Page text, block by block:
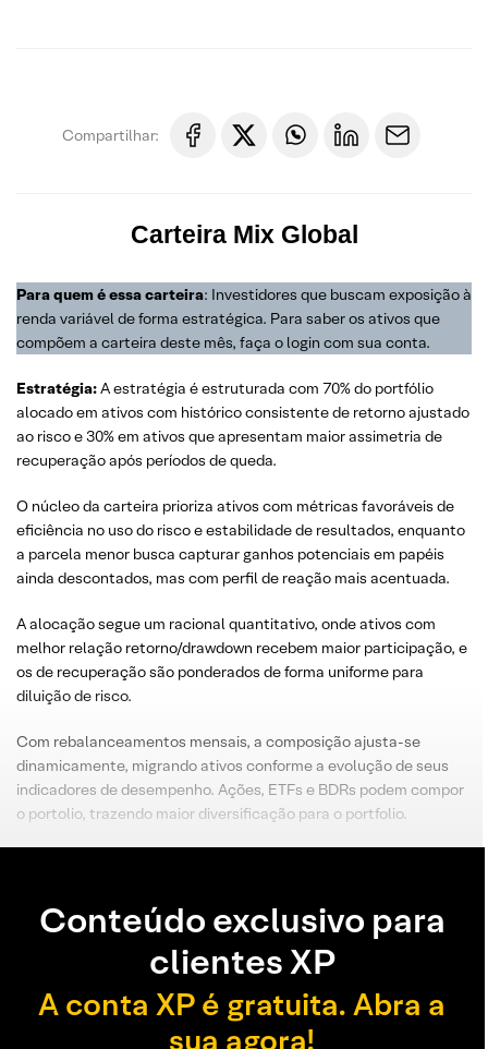
Compartilhar:
Carteira Mix Global
Para quem é essa carteira: Investidores que buscam exposição à
renda variável de forma estratégica. Para saber os ativos que
compõem a carteira deste mês, faça o login com sua conta.
Estratégia:A estratégia é estruturada com 70% do portfólio
alocado em ativos com histórico consistente de retorno ajustado
ao risco e 30% em ativos que apresentam maior assimetria de
recuperação após períodos de queda.
O núcleo da carteira prioriza ativos com métricas favoráveis de
eficiência no uso do risco e estabilidade de resultados, enquanto
a parcela menor busca capturar ganhos potenciais em papéis
ainda descontados, mas com perfil de reação mais acentuada.
A alocação segue um racional quantitativo, onde ativos com
melhor relação retorno/drawdown recebem maior participação, e
os de recuperação são ponderados de forma uniforme para
diluição de risco.
Com rebalanceamentos mensais, a composição ajusta-se
dinamicamente, migrando ativos conforme a evolução de seus
indicadores de desempenho. Ações, ETFs e BDRs podem compor
o portolio, trazendo maior diversificação para o portfolio.
Conteúdo exclusivo para
clientes XP
A conta XP é gratuita. Abra a
sua agora!